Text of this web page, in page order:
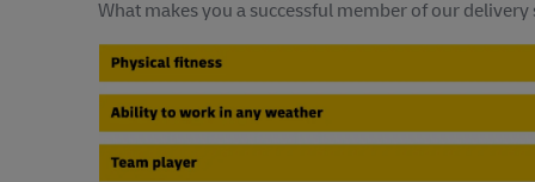
What makes you a successful member of our delivery